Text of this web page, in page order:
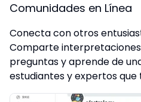
Comunidades en Línea
Conecta con otros
Comparte
preguntas y aprende de
estudiantes y expertos que